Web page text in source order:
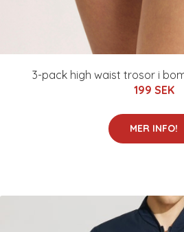
3-pack high waist trosor i
199 SEK
MER INFO!